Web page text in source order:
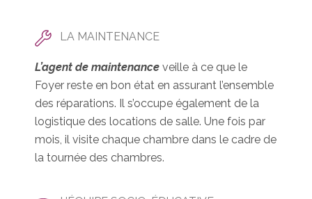
LA MAINTENANCE
L’agent de maintenance veille à ce que le
Foyer reste en bon état en assurant l’ensemble
des réparations. Il s’occupe également de la
logistique des locations de salle. Une fois par
mois, il visite chaque chambre dans le cadre de
la tournée des chambres.